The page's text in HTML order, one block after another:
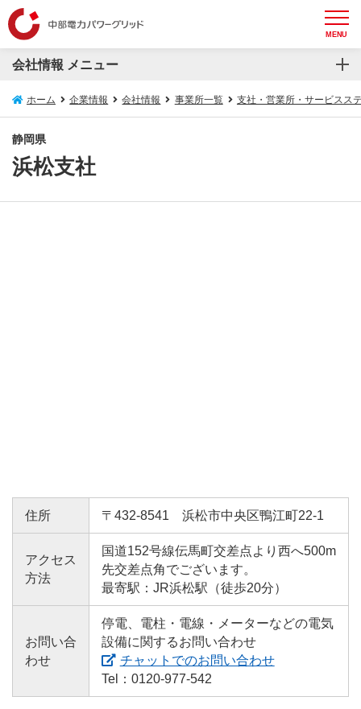
MENU
会社情報 メニュー
会社情報
会社概要
トップメッセージ
設備概要
ホーム 企業情報 会社情報 事業所一覧 支社・営業所・サービスス
静岡県
浜松支社
住所 〒432-8541 浜松市中央区鴨江町22-1
アクセス
方法
国道152号線伝馬町交差点より西へ500m
先交差点角でございます。
最寄駅：JR浜松駅（徒歩20分）
お問い合
わせ
停電、電柱・電線・メーターなどの電気
設備に関するお問い合わせ
チャットでのお問い合わせ
Tel：0120-977-542